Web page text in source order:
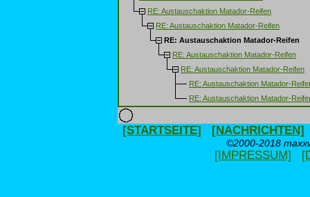
RE: Austauschaktion Matador-Reifen
RE: Austauschaktion Matador-Reifen
RE: Austauschaktion Matador-Reifen
RE: Austauschaktion Matador-Reifen
RE: Austauschaktion Matador-Reifen
RE: Austauschaktion Matador-
RE: Austauschaktion Matador-
[STARTSEITE] [NACHRICHTEN]
©2000-2018
[IMPRESSUM]